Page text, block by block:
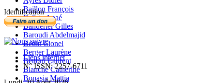
Baillon François
Balista Anaé
Banderier Gilles
Baroudi Abdelmajid
Bedin Lionel
Berger Laurène
Bettoni Laurent
Blanche Catherine
Bonasia Mattia
Identification
Liens internet
N° ISSN: 2257-6711